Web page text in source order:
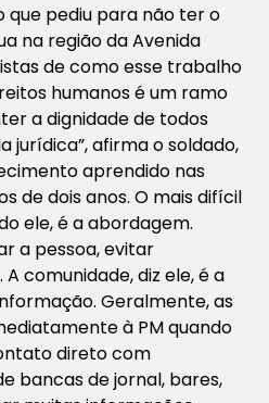
que pediu para não ter o
na região da Avenida
de como esse trabalho
humanos é um ramo
a dignidade de todos
jurídica”, afirma o soldado,
aprendido nas
de dois anos. O mais difícil
ele, é a abordagem.
a pessoa, evitar
comunidade, diz ele, é a
Geralmente, as
à PM quando
direto com
bancas de jornal, bares,